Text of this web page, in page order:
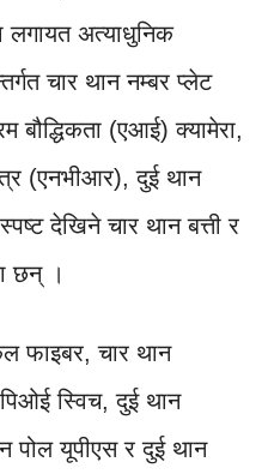
लगायत अत्याधुनिक
चार थान नम्बर प्लेट
बौद्धिकता (एआई) क्यामेरा,
(एनभीआर), दुई थान
देखिने चार थान बत्ती र
छन् ।
फाइबर, चार थान
स्विच, दुई थान
पोल यूपीएस र दुई थान